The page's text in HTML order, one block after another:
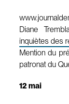
Diane
inquiètes des
Mention du
patronat du
12 mai